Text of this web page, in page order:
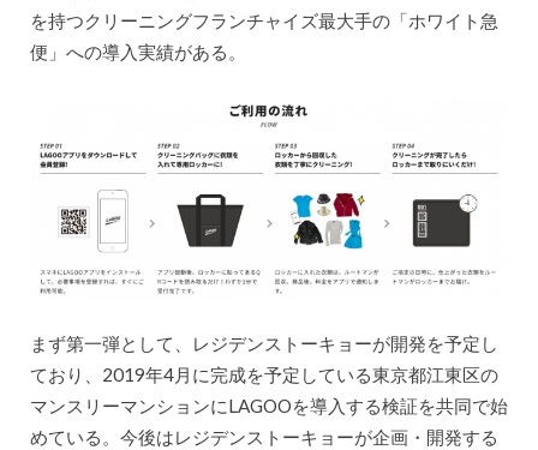
を持つクリーニングフランチャイズ最大手の「ホワイト急
便」への導入実績がある。
まず第一弾として、レジデンストーキョーが開発を予定し
ており、2019年4月に完成を予定している東京都江東区の
マンスリーマンションにLAGOOを導入する検証を共同で始
めている。今後はレジデンストーキョーが企画・開発する